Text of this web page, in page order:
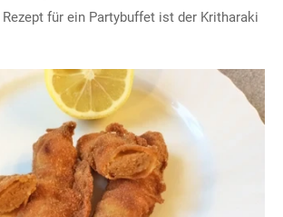
für ein Partybuffet ist der Kritharaki